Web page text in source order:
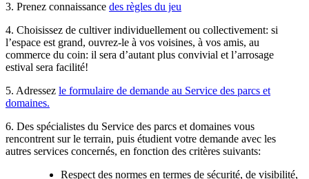
3. Prenez connaissance des règles du jeu
4. Choisissez de cultiver individuellement ou collectivement: si
l’espace est grand, ouvrez-le à vos voisines, à vos amis, au
commerce du coin: il sera d’autant plus convivial et l’arrosage
estival sera facilité!
5. Adressez le formulaire de demande au Service des parcs et
domaines.
6. Des spécialistes du Service des parcs et domaines vous
rencontrent sur le terrain, puis étudient votre demande avec les
autres services concernés, en fonction des critères suivants:
Respect des normes en termes de sécurité, de visibilité,